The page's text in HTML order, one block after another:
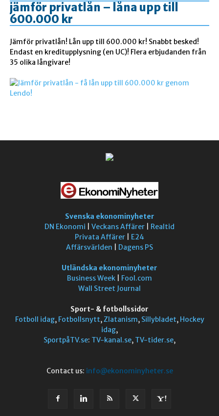
jämför privatlån – låna upp till
600.000 kr
Jämför privatlån! Lån upp till 600.000 kr! Snabbt besked!
Endast en kreditupplysning (en UC)! Flera erbjudanden från
35 olika långivare!
Svenska ekonominyheter
DN Ekonomi
Veckans Affärer
Realtid
Privata Affärer
E24
Affärsvärlden
Dagens PS
Utländska ekonominyheter
Business Week
Fool.com
Wall Street Journal
Sport- & fotbollssidor
Fotboll idag, Fotbollsnytt,Zlatanism, Sillybladet, Hockey
idag,
SportpåTV.se: TV-kanal.se, TV-tider.se,
Contact us: info@ekonominyheter.se